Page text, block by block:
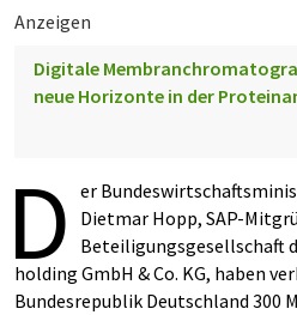
Anzeigen
Digitale
neue Horizonte in der
D er
Dietmar Hopp, SAP-
Beteiligungsgesellschaft
holding GmbH & Co. KG, haben
Bundesrepublik Deutschland 300